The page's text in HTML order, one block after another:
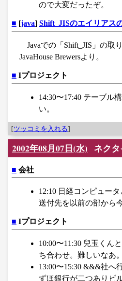
ので大変だったぞ。
■ [java] Shift_JISのエイリアス
Javaでの「Shift_JIS」の取
JavaHouse Brewersより。
■ Iプロジェクト
14:30〜17:40 テーブル
い。
[ツッコミを入れる]
2002年08月07日(水) ネクタ
■ 会社
12:10 日経コンピュー
送付先を以前の部から
■ Iプロジェクト
10:00〜11:30 兒玉くん
ち合わせ。難しいなあ。
13:00〜15:30 &&&社へ
ずほ銀行が二つありビ